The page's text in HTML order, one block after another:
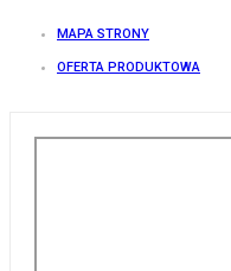
MAPA STRONY
OFERTA PRODUKTOWA